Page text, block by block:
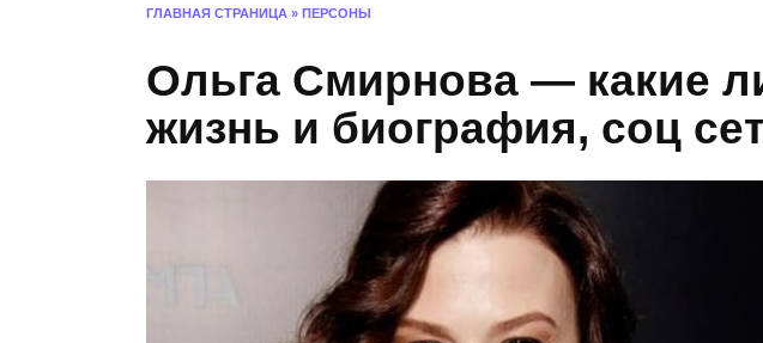
ГЛАВНАЯ СТРАНИЦА » ПЕРСОНЫ
Ольга Смирнова — какие
жизнь и биография, соц